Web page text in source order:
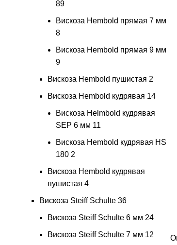
89
Вискоза Hembold прямая 7 мм
8
Вискоза Hembold прямая 9 мм
9
Вискоза Hembold пушистая 2
Вискоза Hembold кудрявая 14
Вискоза Helmbold кудрявая
SEP 6 мм 11
Вискоза Hembold кудрявая HS
180 2
Вискоза Hembold кудрявая
пушистая 4
Вискоза Steiff Schulte 36
Вискоза Steiff Schulte 6 мм 24
Вискоза Steiff Schulte 7 мм 12